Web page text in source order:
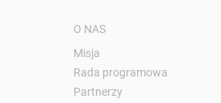
O NAS
Misja
Rada programowa
Partnerzy